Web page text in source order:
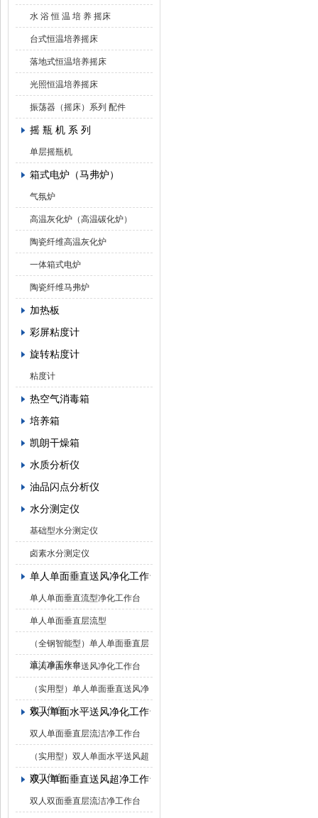
水 浴 恒 温 培 养 摇床
台式恒温培养摇床
落地式恒温培养摇床
光照恒温培养摇床
振荡器（摇床）系列 配件
摇 瓶 机 系 列
单层摇瓶机
箱式电炉（马弗炉）
气氛炉
高温灰化炉（高温碳化炉）
陶瓷纤维高温灰化炉
一体箱式电炉
陶瓷纤维马弗炉
加热板
彩屏粘度计
旋转粘度计
粘度计
热空气消毒箱
培养箱
凯朗干燥箱
水质分析仪
油品闪点分析仪
水分测定仪
基础型水分测定仪
卤素水分测定仪
单人单面垂直送风净化工作台
单人单面垂直流型净化工作台
单人单面垂直层流型
（全钢智能型）单人单面垂直层
流洁净工作台
单人单面水平送风净化工作台
（实用型）单人单面垂直送风净
化工作台
双人单面水平送风净化工作台
双人单面垂直层流洁净工作台
（实用型）双人单面水平送风超
净工作台
双人单面垂直送风超净工作台
双人双面垂直层流洁净工作台